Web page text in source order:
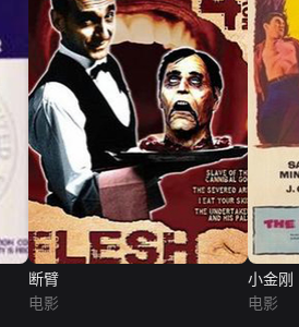
断臂
电影
小金刚
电影